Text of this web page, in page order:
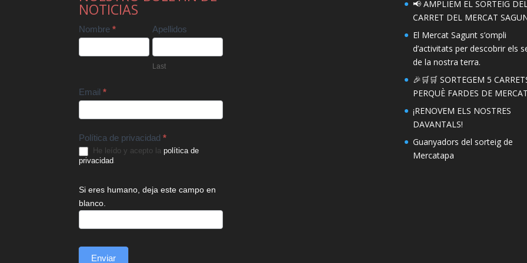
NOTICIAS
Contact
Us
Nombre* Apellidos
Last
Email*
Política de privacidad*
He leído y acepto lapolítica de
privacidad.
Si eres humano, deja este campo en
blanco.
Enviar
📢 AMPLIEM EL SORTEIG DEL
CARRET DEL MERCAT
El Mercat Sagunt s’ompli
d’activitats per descobrir els
de la nostra terra.
🎉🛒🛒 SORTEGEM 5
PERQUÈ FARDES DE
¡RENOVEM ELS NOSTRES
DAVANTALS!
Guanyadors del sorteig de
Mercatapa